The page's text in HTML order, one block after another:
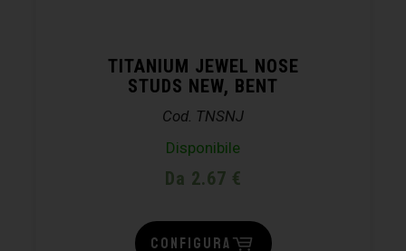
TITANIUM JEWEL NOSE
STUDS NEW, BENT
Cod. TNSNJ
Disponibile
Da 2.67 €
CONFIGURA